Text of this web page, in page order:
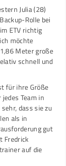
Julia (28)
Rolle bei
ETV richtig
möchte
Meter große
schnell und
für ihre Größe
Team in
dass sie zu
als in
gut
Fredrick
auf die